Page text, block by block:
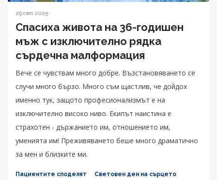
29 сеп 2025
Спасиха живота на 36-годишен
мъж с изключително рядка
сърдечна малформация
Вече се чувствам много добре. Възстановяването се
случи много бързо. Много съм щастлив, че дойдох
именно тук, защото професионализмът е на
изключително високо ниво. Екипът наистина е
страхотен - държанието им, отношението им,
уменията им! Преживяването беше много драматично
за мен и близките ми.
Пациентите споделят Световен ден на сърцето